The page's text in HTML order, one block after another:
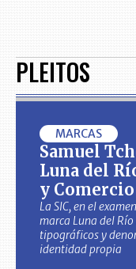
PLEITOS
MARCAS
Samuel
Luna del
y Comercio
La SIC, en el
marca Luna del
tipográficos y
identidad propia